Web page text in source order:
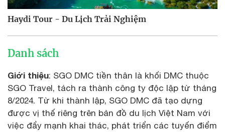
Haydi Tour - Du Lịch Trải Nghiệm
Danh sách
Giới thiệu: SGO DMC tiền thân là khối DMC thuộc
SGO Travel, tách ra thành công ty độc lập từ tháng
8/2024. Từ khi thành lập, SGO DMC đã tạo dựng
được vị thế riêng trên bản đồ du lịch Việt Nam với
việc đẩy mạnh khai thác, phát triển các tuyến điểm